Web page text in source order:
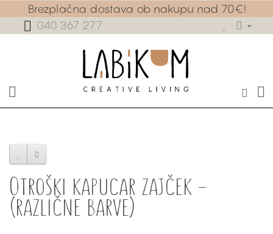
Brezplačna dostava ob nakupu nad 70€!
040 367 277
Otroški kapucar zajček -
(različne barve)